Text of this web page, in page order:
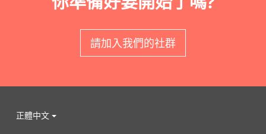
請加入我們的社群
正體中文